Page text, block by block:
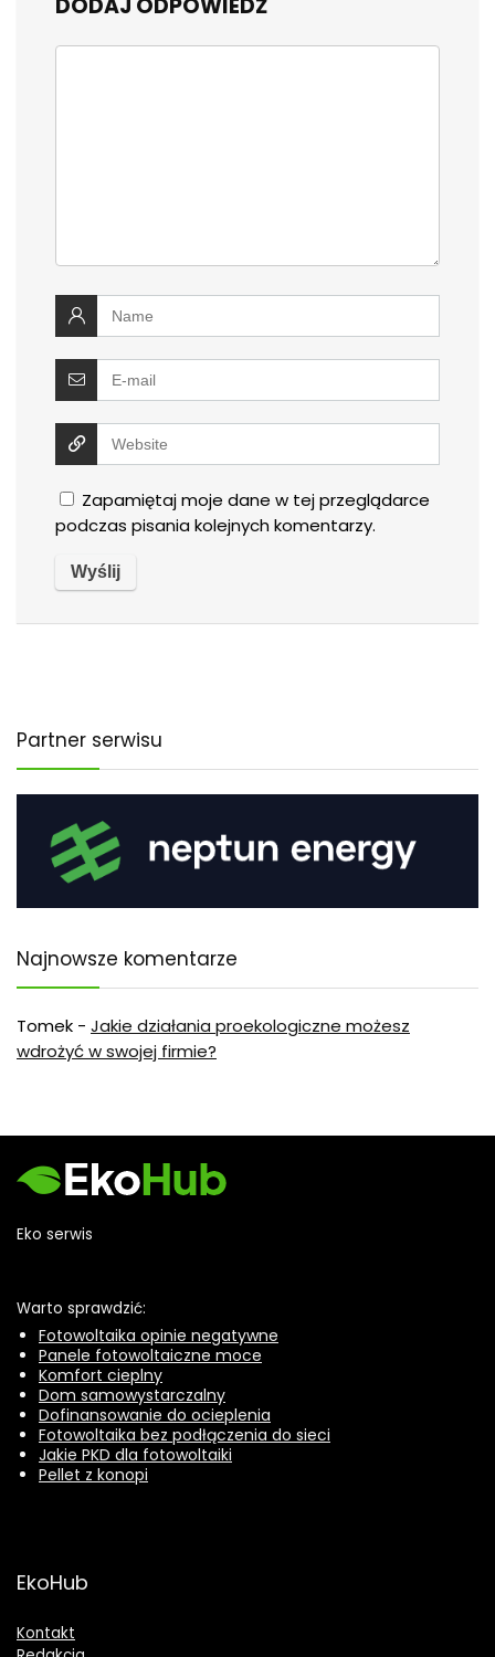
Zapamiętaj moje dane w tej przeglądarce
podczas pisania kolejnych komentarzy.
Partner serwisu
Najnowsze komentarze
Tomek - Jakie działania proekologiczne możesz
wdrożyć w swojej firmie?
Eko serwis
Warto sprawdzić:
Fotowoltaika opinie negatywne
Panele fotowoltaiczne moce
Komfort cieplny
Dom samowystarczalny
Dofinansowanie do ocieplenia
Fotowoltaika bez podłączenia do sieci
Jakie PKD dla fotowoltaiki
Pellet z konopi
EkoHub
Kontakt